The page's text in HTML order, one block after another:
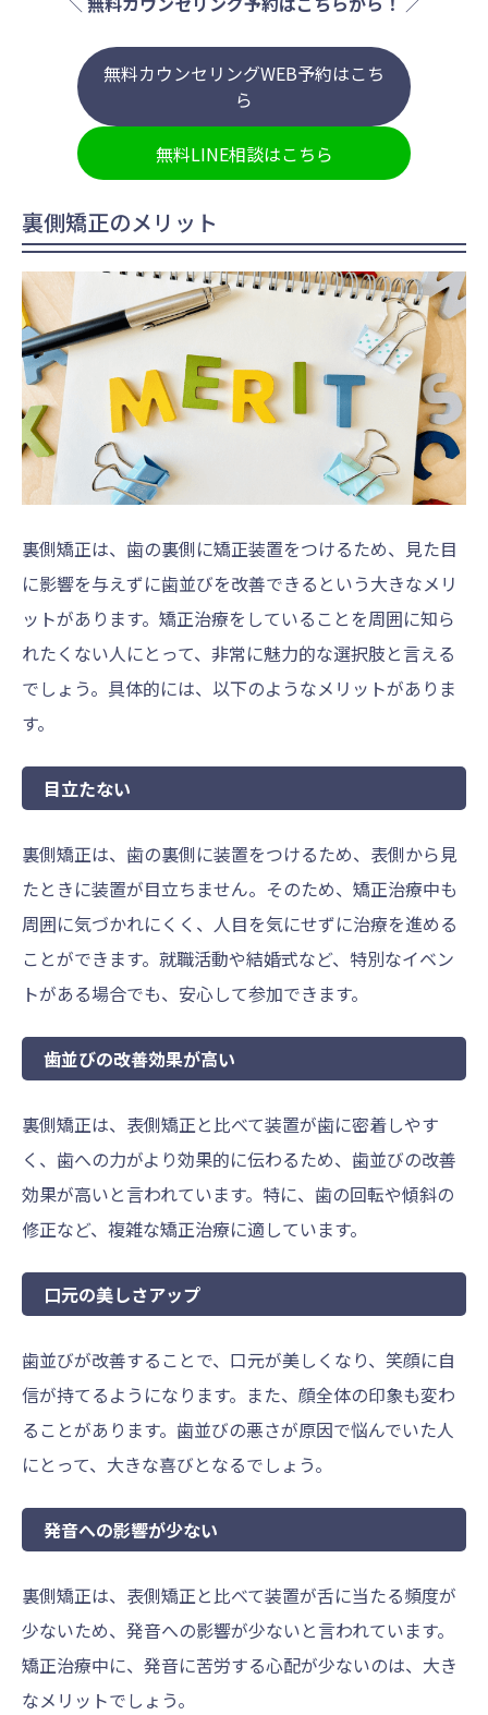
無料カウンセリングWEB予約はこち
ら
無料LINE相談はこちら
裏側矯正のメリット
裏側矯正は、歯の裏側に矯正装置をつけるため、見た目
に影響を与えずに歯並びを改善できるという大きなメリ
ットがあります。矯正治療をしていることを周囲に知ら
れたくない人にとって、非常に魅力的な選択肢と言える
でしょう。具体的には、以下のようなメリットがありま
す。
目立たない
裏側矯正は、歯の裏側に装置をつけるため、表側から見
たときに装置が目立ちません。そのため、矯正治療中も
周囲に気づかれにくく、人目を気にせずに治療を進める
ことができます。就職活動や結婚式など、特別なイベン
トがある場合でも、安心して参加できます。
歯並びの改善効果が高い
裏側矯正は、表側矯正と比べて装置が歯に密着しやす
く、歯への力がより効果的に伝わるため、歯並びの改善
効果が高いと言われています。特に、歯の回転や傾斜の
修正など、複雑な矯正治療に適しています。
口元の美しさアップ
歯並びが改善することで、口元が美しくなり、笑顔に自
信が持てるようになります。また、顔全体の印象も変わ
ることがあります。歯並びの悪さが原因で悩んでいた人
にとって、大きな喜びとなるでしょう。
発音への影響が少ない
裏側矯正は、表側矯正と比べて装置が舌に当たる頻度が
少ないため、発音への影響が少ないと言われています。
矯正治療中に、発音に苦労する心配が少ないのは、大き
なメリットでしょう。